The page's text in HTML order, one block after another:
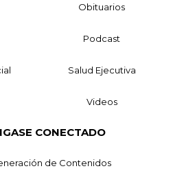
Obituarios
Podcast
Salud Ejecutiva
Videos
CONECTADO
de Contenidos